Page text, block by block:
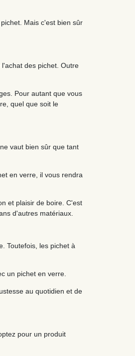
Mais c'est bien sûr
des pichet. Outre
Pour autant que vous
quel que soit le
vaut bien sûr que tant
en verre, il vous rendra
et plaisir de boire. C'est
d'autres matériaux.
Toutefois, les pichet à
un pichet en verre.
au quotidien et de
pour un produit